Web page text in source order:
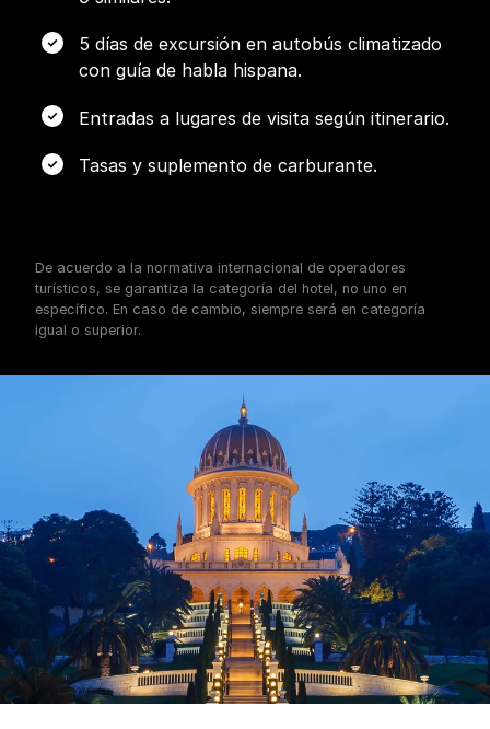
5 días de excursión en autobús climatizado
con guía de habla hispana.
Entradas a lugares de visita según itinerario.
Tasas y suplemento de carburante.
De acuerdo a la normativa internacional de operadores
turísticos, se garantiza la categoría del hotel, no uno en
específico. En caso de cambio, siempre será en categoría
igual o superior.